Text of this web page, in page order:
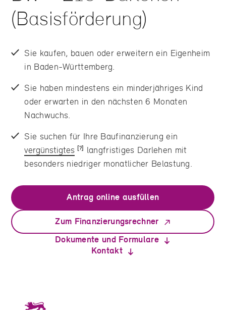
(Basisförderung)
Sie kaufen, bauen oder erweitern ein Eigenheim
in Baden-Württemberg.
Sie haben mindestens ein minderjähriges Kind
oder erwarten in den nächsten 6 Monaten
Nachwuchs.
Sie suchen für Ihre Baufinanzierung ein
vergünstigtes
langfristiges Darlehen mit
besonders niedriger monatlicher Belastung.
Antrag online ausfüllen
Zum Finanzierungsrechner
Dokumente und Formulare
Kontakt